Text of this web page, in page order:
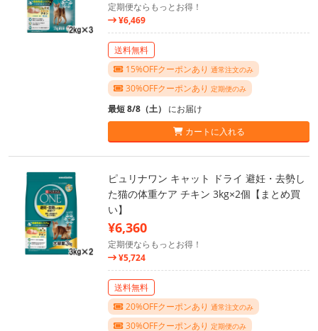
定期便ならもっとお得！
¥6,469
送料無料
15%OFFクーポンあり 通常注文のみ
30%OFFクーポンあり 定期便のみ
最短 8/8（土） にお届け
カートに入れる
ピュリナワン キャット ドライ 避妊・去勢し
た猫の体重ケア チキン 3kg×2個【まとめ買
い】
¥6,360
定期便ならもっとお得！
¥5,724
送料無料
20%OFFクーポンあり 通常注文のみ
30%OFFクーポンあり 定期便のみ